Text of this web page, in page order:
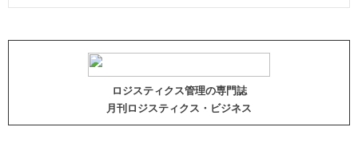
ロジスティクス管理の専門誌
月刊ロジスティクス・ビジネス